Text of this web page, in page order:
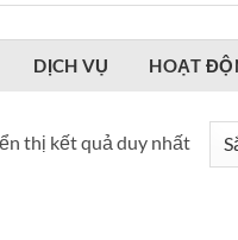
DỊCH VỤ HOẠT
thị kết quả duy nhất